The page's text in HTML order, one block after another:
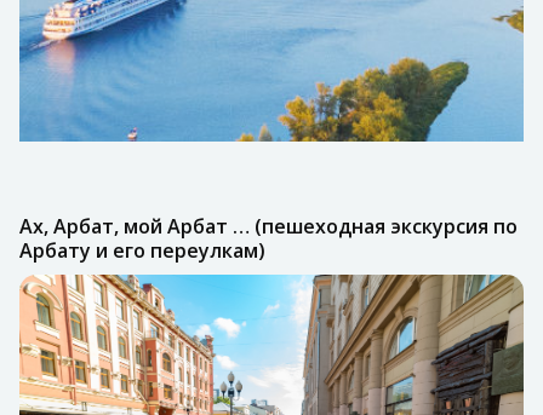
Ах, Арбат, мой Арбат … (пешеходная экскурсия по
Арбату и его переулкам)